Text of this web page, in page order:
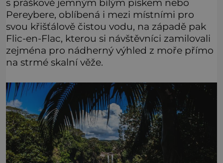
s práškově jemným bílým pískem nebo
Pereybere, oblíbená i mezi místními pro
svou křišťálově čistou vodu, na západě pak
Flic-en-Flac, kterou si návštěvníci zamilovali
zejména pro nádherný výhled z moře přímo
na strmé skalní věže.